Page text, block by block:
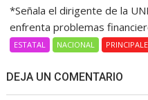
*Señala el dirigente de la
enfrenta problemas
ESTATAL NACIONAL
DEJA UN COMENTARIO